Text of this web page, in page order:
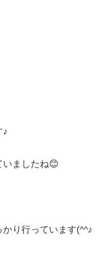
♪
いましたね😊
り行っています(^^♪